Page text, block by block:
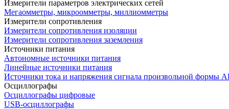
Измерители параметров электрических сетей
Мегаомметры, микроомметры, миллиомметры
Измерители сопротивления
Измерители сопротивления изоляции
Измерители сопротивления заземления
Источники питания
Автономные источники питания
Линейные источники питания
Источники тока и напряжения сигнала произвольной формы
Осциллографы
Осциллографы цифровые
USB-осциллографы